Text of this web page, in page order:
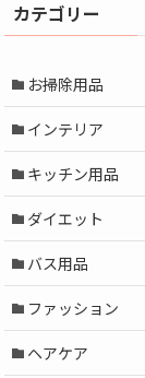
カテゴリー
お掃除用品
インテリア
キッチン用品
ダイエット
バス用品
ファッション
ヘアケア